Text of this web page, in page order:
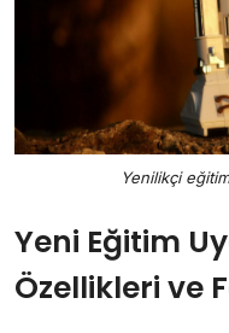
Yenilikçi
Yeni Eğitim
Özellikleri ve